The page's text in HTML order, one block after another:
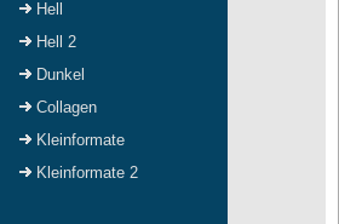
Hell
Hell 2
Dunkel
Collagen
Kleinformate
Kleinformate 2